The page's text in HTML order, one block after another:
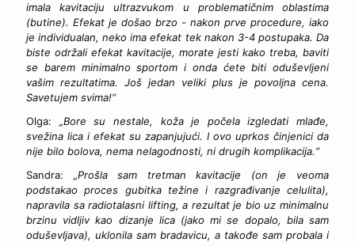
imala kavitaciju ultrazvukom u problematičnim oblastima
(butine). Efekat je došao brzo - nakon prve procedure, iako
je individualan, neko ima efekat tek nakon 3-4 postupaka. Da
biste održali efekat kavitacije, morate jesti kako treba, baviti
se barem minimalno sportom i onda ćete biti oduševljeni
vašim rezultatima. Još jedan veliki plus je povoljna cena.
Savetujem svima!“
Olga: „Bore su nestale, koža je počela izgledati mlađe,
svežina lica i efekat su zapanjujući. I ovo uprkos činjenici da
nije bilo bolova, nema nelagodnosti, ni drugih komplikacija.“
Sandra: „Prošla sam tretman kavitacije (on je veoma
podstakao proces gubitka težine i razgrađivanje celulita),
napravila sa radiotalasni lifting, a rezultat je bio uz minimalnu
brzinu vidljiv kao dizanje lica (jako mi se dopalo, bila sam
oduševljava), uklonila sam bradavicu, a takođe sam probala i